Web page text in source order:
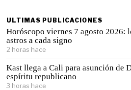
ULTIMAS PUBLICACIONES
Horóscopo viernes 7 agosto 2026:
astros a cada signo
2 horas hace
Kast llega a Cali para asunción de
espíritu republicano
3 horas hace